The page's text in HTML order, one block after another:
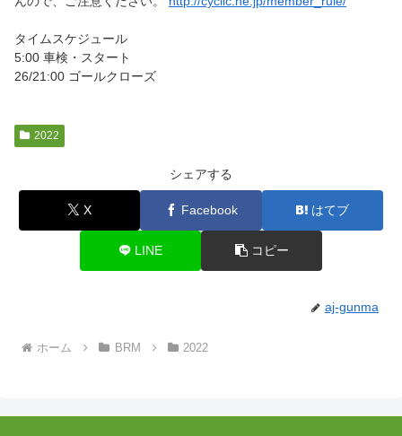
タイムスケジュール
5:00 車検・スタート
26/21:00 ゴールクローズ
2022
シェアする
X Facebook はてブ
LINE コピー
aj-gunma
ホーム BRM 2022